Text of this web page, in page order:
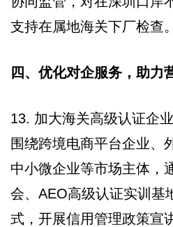
支持在属地海关下厂检查。
四、优化对企服务，助力
13. 加大海关高级认证企
围绕跨境电商平台企业、
中小微企业等市场主体，
会、AEO高级认证实训基
式，开展信用管理政策宣